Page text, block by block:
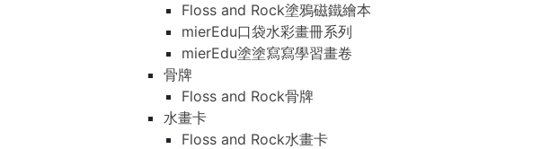
Floss and Rock塗鴉磁鐵繪本
mierEdu口袋水彩畫冊系列
mierEdu塗塗寫寫學習畫卷
骨牌
Floss and Rock骨牌
水畫卡
Floss and Rock水畫卡